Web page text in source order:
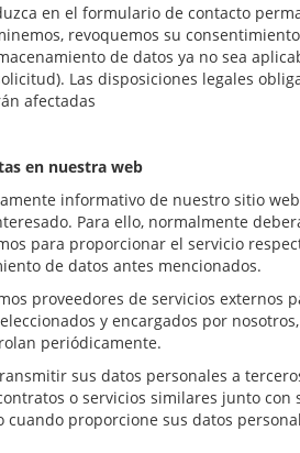
en el formulario de contacto
revoquemos su
de datos ya no sea
Las disposiciones legales
afectadas
en nuestra web
informativo de nuestro sitio
Para ello, normalmente
para proporcionar el servicio
de datos antes mencionados.
proveedores de servicios externos
y encargados por
periódicamente.
sus datos personales a
o servicios similares junto con
cuando proporcione sus datos